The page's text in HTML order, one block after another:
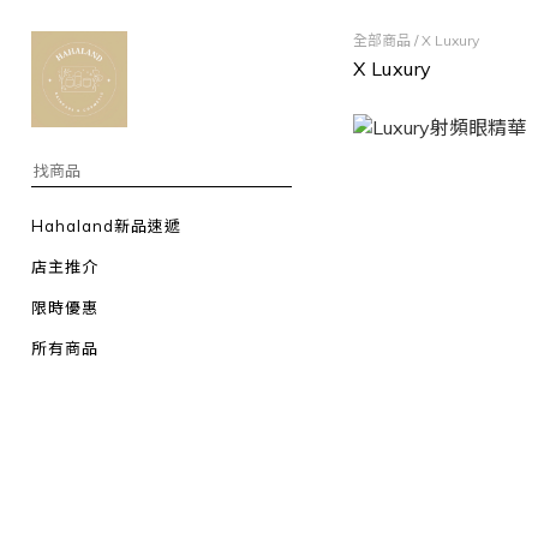
Hahaland新品速遞
店主推介
限時優惠
所有商品
全部商品 /X Luxury
X Luxury